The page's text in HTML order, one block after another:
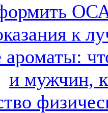
к
и мужчин,